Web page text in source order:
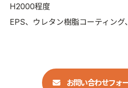
H2000程度
EPS、ウレタン樹脂コーティン
お問い合わせフォ